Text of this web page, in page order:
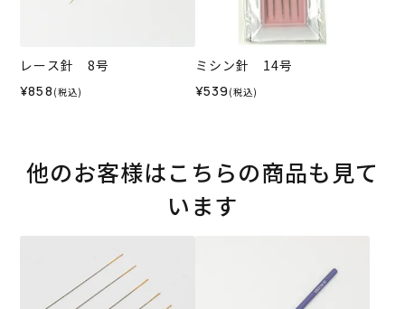
レース針 8号
¥858 (税込)
ミシン針 14号
¥539 (税込)
他のお客様はこちらの商品も見て
います